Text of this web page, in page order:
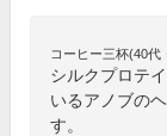
コーヒー三杯(40代
シルクプロテ
いるアノブの
す。